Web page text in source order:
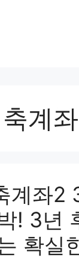
계
계좌2
! 3년
확실